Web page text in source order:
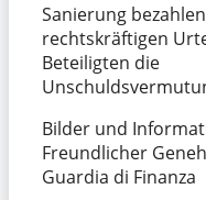
Sanierung
rechtskräftigen
Beteiligten die
Bilder und
Freundlicher
Guardia di Finanza